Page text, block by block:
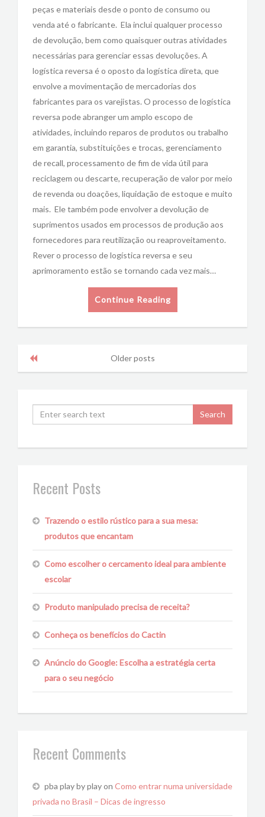
peças e materiais desde o ponto de consumo ou
venda até o fabricante. Ela inclui qualquer processo
de devolução, bem como quaisquer outras atividades
necessárias para gerenciar essas devoluções. A
logística reversa é o oposto da logística direta, que
envolve a movimentação de mercadorias dos
fabricantes para os varejistas. O processo de logística
reversa pode abranger um amplo escopo de
atividades, incluindo reparos de produtos ou trabalho
em garantia, substituições e trocas, gerenciamento
de recall, processamento de fim de vida útil para
reciclagem ou descarte, recuperação de valor por meio
de revenda ou doações, liquidação de estoque e muito
mais. Ele também pode envolver a devolução de
suprimentos usados em processos de produção aos
fornecedores para reutilização ou reaproveitamento.
Rever o processo de logística reversa e seu
aprimoramento estão se tornando cada vez mais…
Continue Reading
Older posts
Recent Posts
Trazendo o estilo rústico para a sua mesa:
produtos que encantam
Como escolher o cercamento ideal para ambiente
escolar
Produto manipulado precisa de receita?
Conheça os benefícios do Cactin
Anúncio do Google: Escolha a estratégia certa
para o seu negócio
Recent Comments
pba play by playon Como entrar numa universidade
privada no Brasil – Dicas de ingresso